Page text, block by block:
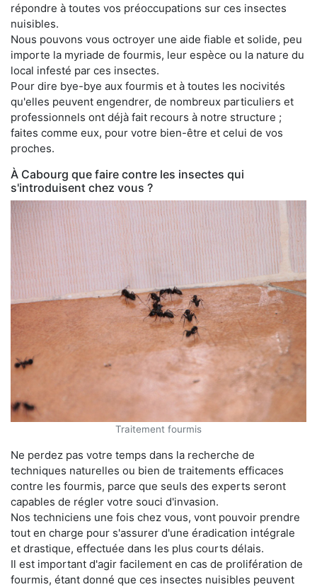
répondre à toutes vos préoccupations sur ces insectes
nuisibles.
Nous pouvons vous octroyer une aide fiable et solide, peu
importe la myriade de fourmis, leur espèce ou la nature du
local infesté par ces insectes.
Pour dire bye-bye aux fourmis et à toutes les nocivités
qu'elles peuvent engendrer, de nombreux particuliers et
professionnels ont déjà fait recours à notre structure ;
faites comme eux, pour votre bien-être et celui de vos
proches.
À Cabourg que faire contre les insectes qui
s'introduisent chez vous ?
Traitement fourmis
Ne perdez pas votre temps dans la recherche de
techniques naturelles ou bien de traitements efficaces
contre les fourmis, parce que seuls des experts seront
capables de régler votre souci d'invasion.
Nos techniciens une fois chez vous, vont pouvoir prendre
tout en charge pour s'assurer d'une éradication intégrale
et drastique, effectuée dans les plus courts délais.
Il est important d'agir facilement en cas de prolifération de
fourmis, étant donné que ces insectes nuisibles peuvent